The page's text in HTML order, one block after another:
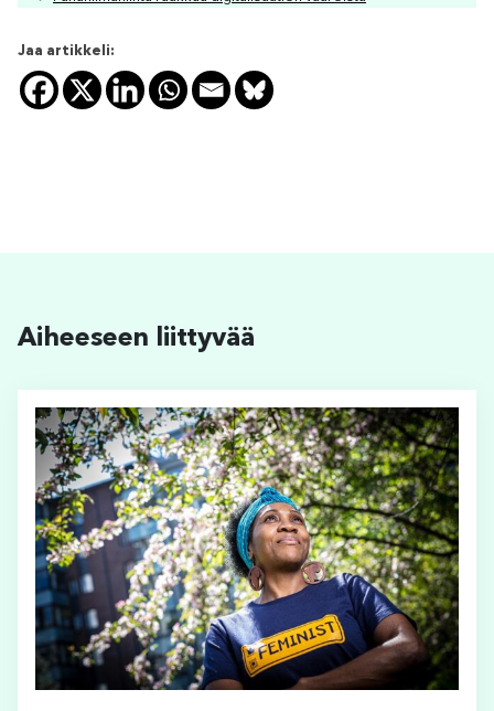
Jaa artikkeli:
Aiheeseen liittyvää